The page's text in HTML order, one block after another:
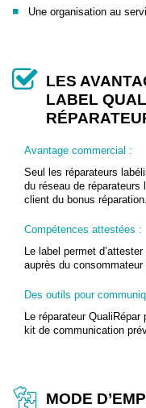
Une organisation au
LES
LABEL
Avantage commercial :
Seul les réparateurs
du réseau de
client du bonus réparation.
Compétences attestées :
Le label permet
auprès du
Des outils pour
Le réparateur
kit de communication
MODE